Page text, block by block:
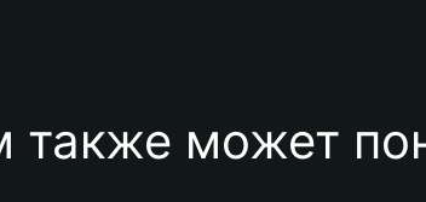
также может